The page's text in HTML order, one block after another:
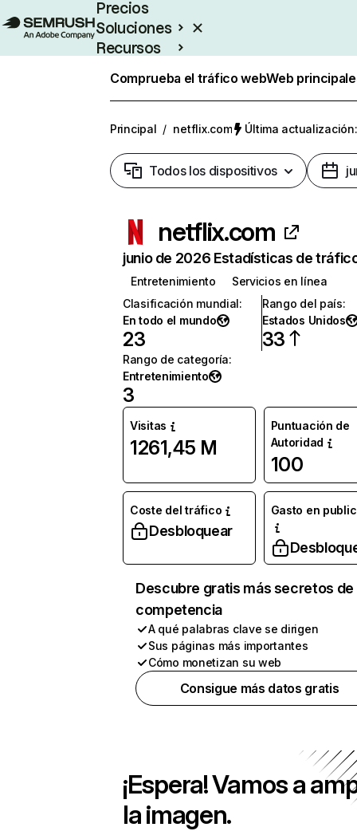
Precios
Soluciones
Recursos
Comprueba el tráfico webWeb
Principal / netflix.com Última
Todos los dispositivos
netflix.com
junio de 2026 Estadísticas de
Entretenimiento
Servicios en línea
Clasificación mundial:
En todo el mundo
23
Rango del país:
Estados Unidos
33
Rango de categoría:
Entretenimiento
3
Visitas
1261,45 M
Puntuación de
Autoridad
100
Coste del tráfico
Desbloquear
Gasto en
Descubre gratis más secretos de
competencia
A qué palabras clave se dirigen
Sus páginas más importantes
Cómo monetizan su web
Consigue más datos gratis
¡Espera! Vamos a
la imagen.